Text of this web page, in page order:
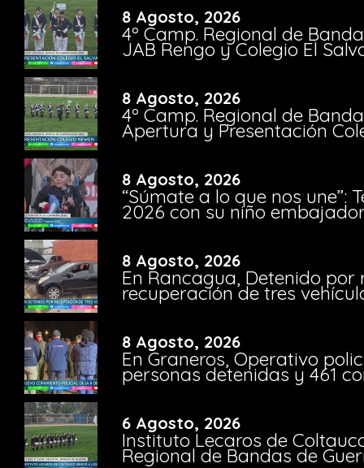
8 Agosto, 2026
4º Camp. Regional de
JAB Rengo y Colegio El
8 Agosto, 2026
4º Camp. Regional de
Apertura y Presentación
8 Agosto, 2026
“Súmate a lo que nos une”:
2026 con su niño
8 Agosto, 2026
En Rancagua, Detenido por
recuperación de tres
8 Agosto, 2026
En Graneros, Operativo
personas detenidas y 461
6 Agosto, 2026
Instituto Lecaros de
Regional de Bandas de